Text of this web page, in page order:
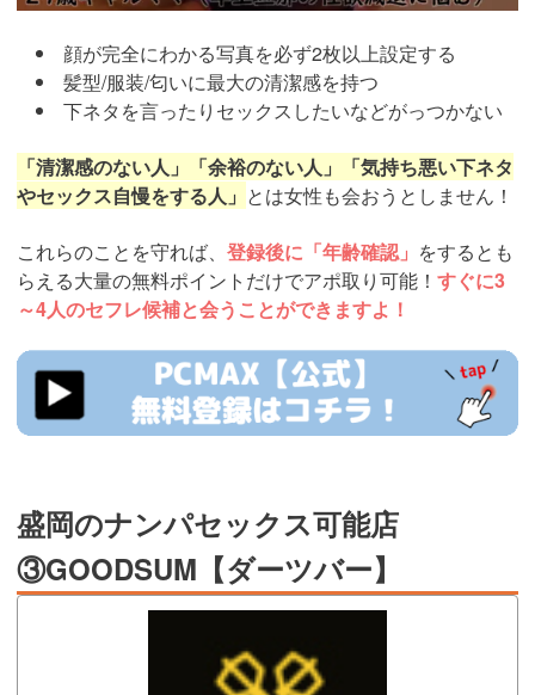
顔が完全にわかる写真を必ず2枚以上設定する
髪型/服装/匂いに最大の清潔感を持つ
下ネタを言ったりセックスしたいなどがっつかない
「清潔感のない人」「余裕のない人」「気持ち悪い下ネタ
やセックス自慢をする人」 とは女性も会おうとしません！
これらのことを守れば、 登録後に「年齢確認」 をするとも
らえる大量の無料ポイントだけでアポ取り可能！ すぐに3
～4人のセフレ候補と会うことができますよ！
https://pcmax.jp/lp/?
ad_id=rm327007
盛岡のナンパセックス可能店
③GOODSUM【ダーツバー】